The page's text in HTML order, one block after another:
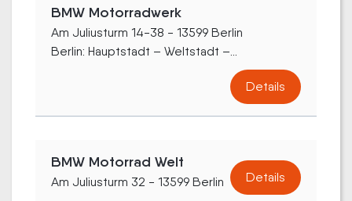
BMW Motorradwerk
Am Juliusturm 14-38 - 13599 Berlin
Berlin: Hauptstadt – Weltstadt –...
Details
BMW Motorrad Welt
Am Juliusturm 32 - 13599 Berlin Details